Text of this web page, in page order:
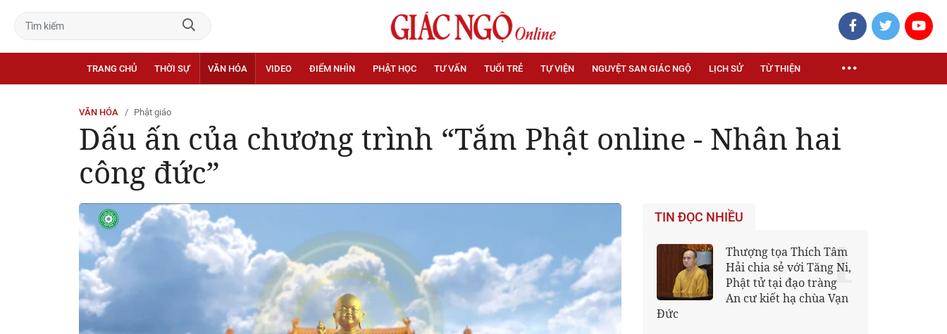
TRANG CHỦ THỜI SỰ VĂN HÓA VIDEO ĐIỂM NHÌN PHẬT HỌC TƯ VẤN TUỔI TRẺ TỰ VIỆN NGUYỆT SAN GIÁC NGỘ LỊCH SỬ TỪ THIỆN
VĂN HÓA Phật giáo
Dấu ấn của chương trình “Tắm Phật online - Nhân hai
công đức”
TIN ĐỌC NHIỀU
Thượng tọa Thích Tâm
Hải chia sẻ với Tăng Ni,
Phật tử tại đạo tràng
An cư kiết hạ chùa Vạn
Đức
1